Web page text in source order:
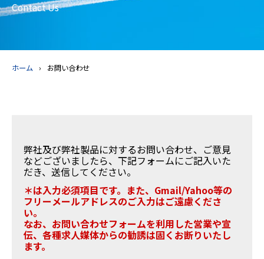
Contact Us
ホーム お問い合わせ
弊社及び弊社製品に対するお問い合わせ、ご意見
などございましたら、下記フォームにご記入いた
だき、送信してください。
＊は入力必須項目です。また、Gmail/Yahoo等の
フリーメールアドレスのご入力はご遠慮くださ
い。
なお、お問い合わせフォームを利用した営業や宣
伝、各種求人媒体からの勧誘は固くお断りいたし
ます。